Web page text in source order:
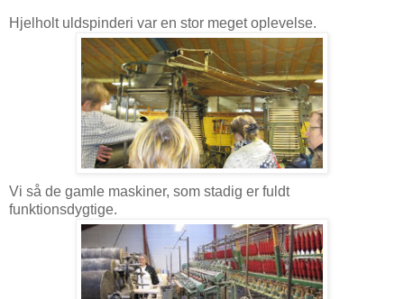
Hjelholt uldspinderi var en stor meget oplevelse.
Vi så de gamle maskiner, som stadig er fuldt
funktionsdygtige.